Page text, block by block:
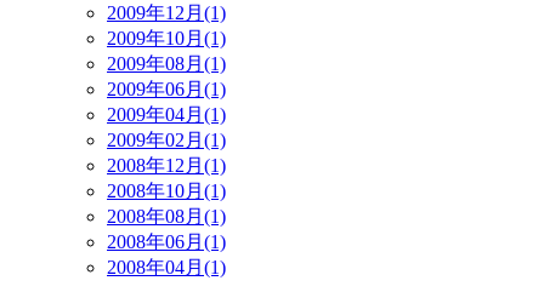
2009年12月(1)
2009年10月(1)
2009年08月(1)
2009年06月(1)
2009年04月(1)
2009年02月(1)
2008年12月(1)
2008年10月(1)
2008年08月(1)
2008年06月(1)
2008年04月(1)